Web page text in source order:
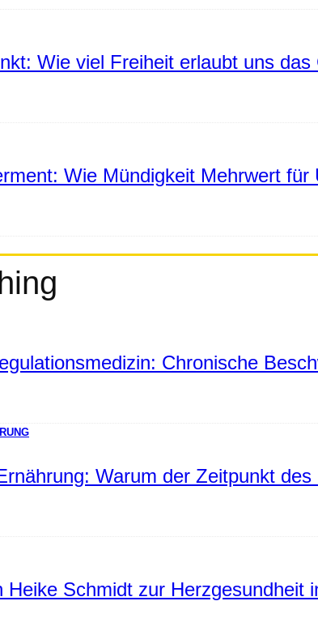
Wie viel Freiheit erlaubt uns das
Wie Mündigkeit Mehrwert für
Chronische
Warum der Zeitpunkt
Heike Schmidt zur Herzgesundheit